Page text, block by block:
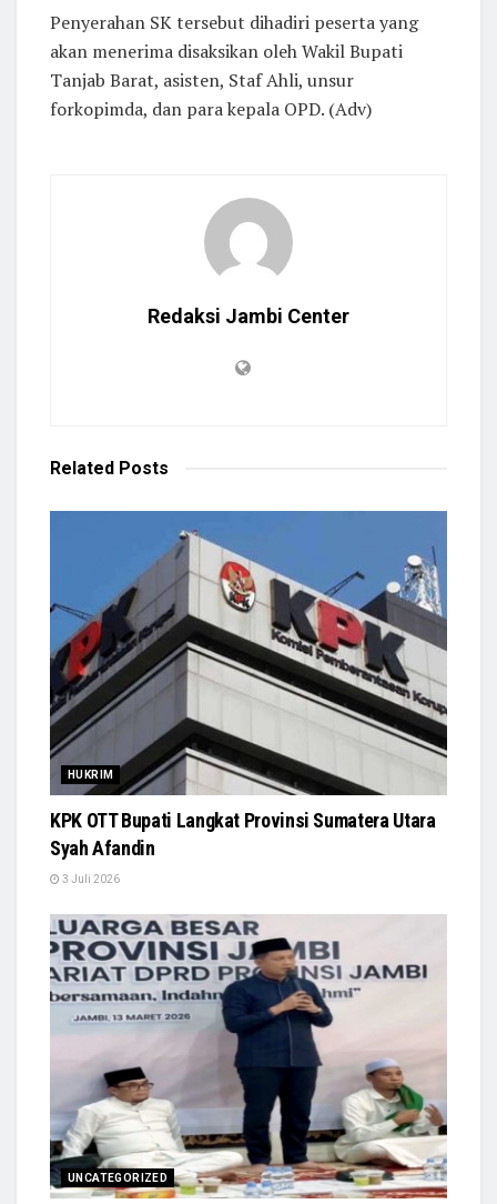
Penyerahan SK tersebut dihadiri peserta yang
akan menerima disaksikan oleh Wakil Bupati
Tanjab Barat, asisten, Staf Ahli, unsur
forkopimda, dan para kepala OPD. (Adv)
Redaksi Jambi Center
Related Posts
HUKRIM
KPK OTT Bupati Langkat Provinsi Sumatera Utara
Syah Afandin
3 Juli 2026
UNCATEGORIZED